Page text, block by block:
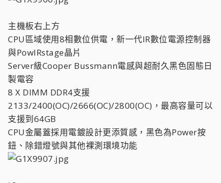
主機板右上方
CPU區域使用8相數位供電，新一代IR數位電源控制器
與PowIRstage晶片
Server級Cooper Bussmann電感與超耐久黑色固態日
製電容
8 X DIMM DDR4支援
2133/2400(OC)/2666(OC)/2800(OC)，最高容量可以
支援到64GB
CPU金屬蓋採用電鍍設計更添質感，黑色為Power按
鈕、除錯燈號與其他裸測環境功能